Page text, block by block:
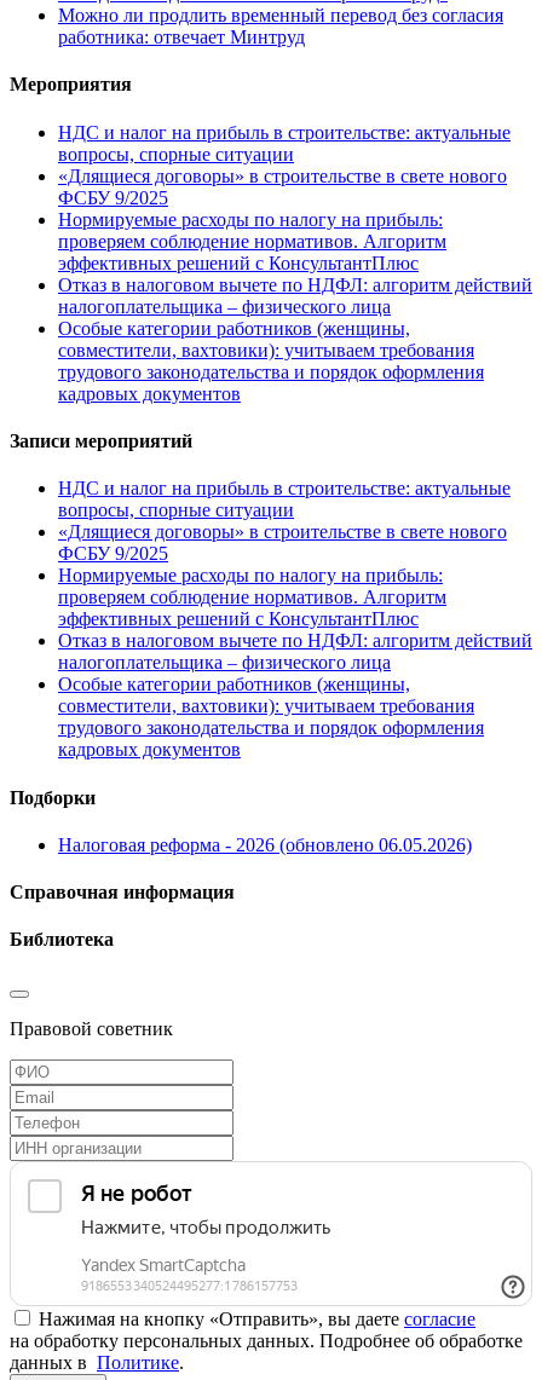
Можно ли продлить временный перевод без согласия
работника: отвечает Минтруд
Мероприятия
НДС и налог на прибыль в строительстве: актуальные
вопросы, спорные ситуации
«Длящиеся договоры» в строительстве в свете нового
ФСБУ 9/2025
Нормируемые расходы по налогу на прибыль:
проверяем соблюдение нормативов. Алгоритм
эффективных решений с КонсультантПлюс
Отказ в налоговом вычете по НДФЛ: алгоритм действий
налогоплательщика – физического лица
Особые категории работников (женщины,
совместители, вахтовики): учитываем требования
трудового законодательства и порядок оформления
кадровых документов
Записи мероприятий
НДС и налог на прибыль в строительстве: актуальные
вопросы, спорные ситуации
«Длящиеся договоры» в строительстве в свете нового
ФСБУ 9/2025
Нормируемые расходы по налогу на прибыль:
проверяем соблюдение нормативов. Алгоритм
эффективных решений с КонсультантПлюс
Отказ в налоговом вычете по НДФЛ: алгоритм действий
налогоплательщика – физического лица
Особые категории работников (женщины,
совместители, вахтовики): учитываем требования
трудового законодательства и порядок оформления
кадровых документов
Подборки
Налоговая реформа - 2026 (обновлено 06.05.2026)
Справочная информация
Библиотека
Правовой советник
Нажимая на кнопку «Отправить», вы даете согласие
на обработку персональных данных. Подробнее об обработке
данных в Политике.